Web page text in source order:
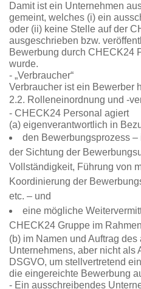
Damit ist ein Unternehmen
gemeint, welches (i) ein
oder (ii) keine Stelle auf der
ausgeschrieben bzw.
Bewerbung durch CHECK24
wurde.
- „Verbraucher“
Verbraucher ist ein Bewerber
2.2. Rolleneinordnung und -
- CHECK24 Personal agiert
(a) eigenverantwortlich in
den Bewerbungsprozess
der Sichtung der
Vollständigkeit, Führung von
Koordinierung der
etc. – und
eine mögliche
CHECK24 Gruppe im
(b) im Namen und Auftrag
Unternehmens, aber nicht als
DSGVO, um stellvertretend
die eingereichte Bewerbung
- Ein ausschreibendes